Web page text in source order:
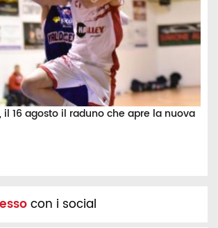
il 16 agosto il raduno che apre la nuova
con i social